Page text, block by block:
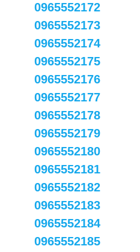
0965552172
0965552173
0965552174
0965552175
0965552176
0965552177
0965552178
0965552179
0965552180
0965552181
0965552182
0965552183
0965552184
0965552185